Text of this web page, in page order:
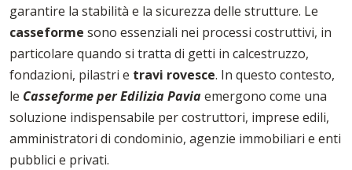
garantire la stabilità e la sicurezza delle strutture. Le
casseforme sono essenziali nei processi costruttivi, in
particolare quando si tratta di getti in calcestruzzo,
fondazioni, pilastri e travi rovesce. In questo contesto,
le Casseforme per Edilizia Paviaemergono come una
soluzione indispensabile per costruttori, imprese edili,
amministratori di condominio, agenzie immobiliari e enti
pubblici e privati.